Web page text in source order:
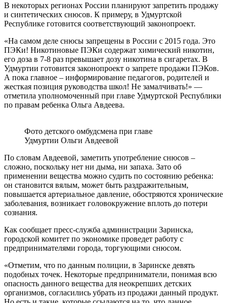
В некоторых регионах России планируют запретить продажу
и синтетических снюсов. К примеру, в Удмуртской
Республике готовится соответствующий законопроект.
«На самом деле снюсы запрещены в России с 2015 года. Это
ПЭКи! Никотиновые ПЭКи содержат химический никотин,
его доза в 7-8 раз превышает дозу никотина в сигаретах. В
Удмуртии готовится законопроект о запрете продажи ПЭКов.
А пока главное – информирование педагогов, родителей и
жесткая позиция руководства школ! Не замалчивать!» —
отметила уполномоченный при главе Удмуртской Республики
по правам ребенка Ольга Авдеева.
Фото детского омбудсмена при главе
Удмуртии Ольги Авдеевой
По словам Авдеевой, заметить употребление снюсов –
сложно, поскольку нет ни дыма, ни запаха. Зато об
применении вещества можно судить по состоянию ребенка:
он становится вялым, может быть раздражительным,
повышается артериальное давление, обостряются хронические
заболевания, возникает головокружение вплоть до потери
сознания.
Как сообщает пресс-служба администрации Заринска,
городской комитет по экономике проведет работу с
предпринимателями города, торгующими снюсом.
«Отметим, что по данным полиции, в Заринске девять
подобных точек. Некоторые предприниматели, понимая всю
опасность данного вещества для неокрепших детских
организмов, согласились убрать из продажи данный продукт.